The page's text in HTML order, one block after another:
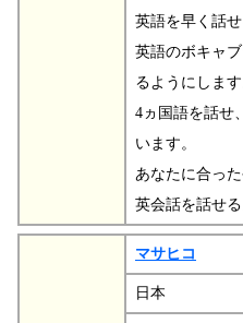
英語を早く話
英語のボキャ
るようにします
4ヵ国語を話せ
います。
あなたに合っ
英会話を話せ
マサヒコ
日本